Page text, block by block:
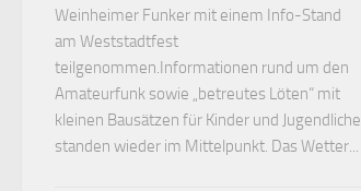
Weinheimer Funker mit einem Info-Stand
am Weststadtfest
teilgenommen.Informationen rund um den
Amateurfunk sowie „betreutes Löten“ mit
kleinen Bausätzen für Kinder und Jugendliche
standen wieder im Mittelpunkt. Das Wetter...